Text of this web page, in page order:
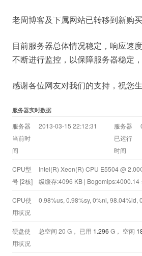
老周博客及下属网站已转移到新购
目前服务器总体情况稳定，响应速
不断进行监控，以保障服务器稳定，
感谢各位网友对我们的支持，祝您
服务器实时数据
服务器
当前时
间
2013-03-15 22:12:31
服务器
已运行
时间
CPU型
号 [2核]
Intel(R) Xeon(R) CPU E5504 @
级缓存:4096 KB | Bogomips:4000.14
CPU使
用状况
0.98%us, 0.98%sy, 0%ni, 98.04%id,
硬盘使
用状况
总空间 20 G， 已用 1.296 G， 空闲